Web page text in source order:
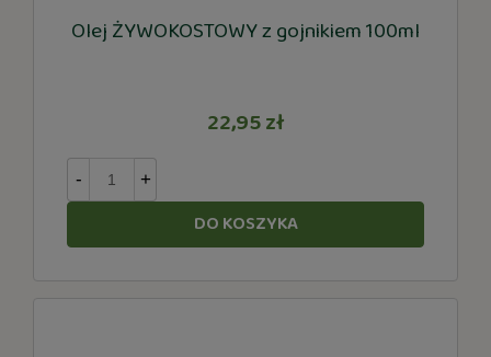
Olej ŻYWOKOSTOWY z gojnikiem 100ml
22,95 zł
- +
DO KOSZYKA